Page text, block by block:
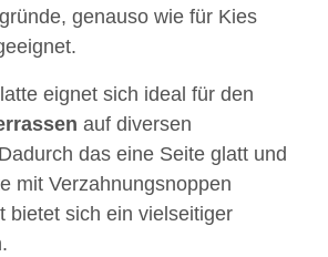
genauso wie für Kies
eignet sich ideal für den
auf diversen
das eine Seite glatt und
mit Verzahnungsnoppen
bietet sich ein vielseitiger